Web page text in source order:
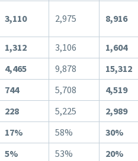
3,110 2,975 8,916
1,312 3,106
1,604
4,465 9,878
15,312
744 5,708
4,519
228 5,225
2,989
17% 58%
30%
5% 53%
20%